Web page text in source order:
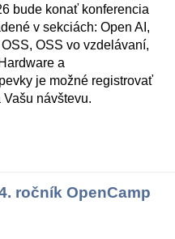
bude konať konferencia
v sekciách: Open AI,
OSS vo vzdelávaní,
a
je možné registrovať
návštevu.
ročník OpenCamp